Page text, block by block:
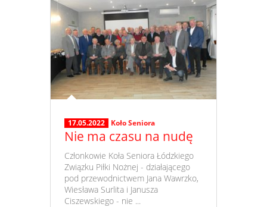
17.05.2022 Koło Seniora
Nie ma czasu na nudę
​ Członkowie Koła Seniora Łódzkiego
Związku Piłki Nożnej - działającego
pod przewodnictwem Jana Wawrzko,
Wiesława Surlita i Janusza
Ciszewskiego - nie ...